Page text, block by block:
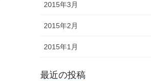
2015年3月
2015年2月
2015年1月
最近の投稿